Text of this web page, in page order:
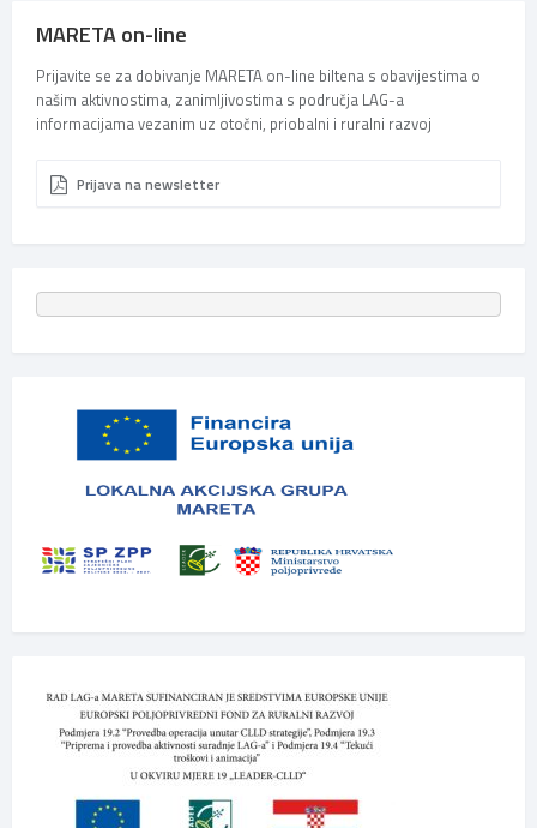
MARETA on-line
Prijavite se za dobivanje MARETA on-line biltena s obavijestima o
našim aktivnostima, zanimljivostima s područja LAG-a
informacijama vezanim uz otočni, priobalni i ruralni razvoj
Prijava na newsletter